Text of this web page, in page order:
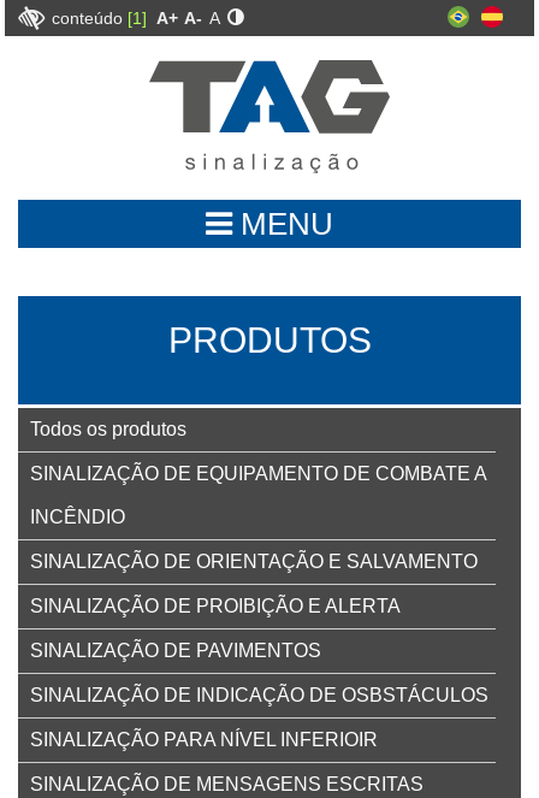
conteúdo [1] A+ A- A
MENU
PRODUTOS
Todos os produtos
SINALIZAÇÃO DE EQUIPAMENTO DE COMBATE A
INCÊNDIO
SINALIZAÇÃO DE ORIENTAÇÃO E SALVAMENTO
SINALIZAÇÃO DE PROIBIÇÃO E ALERTA
SINALIZAÇÃO DE PAVIMENTOS
SINALIZAÇÃO DE INDICAÇÃO DE OSBSTÁCULOS
SINALIZAÇÃO PARA NÍVEL INFERIOIR
SINALIZAÇÃO DE MENSAGENS ESCRITAS